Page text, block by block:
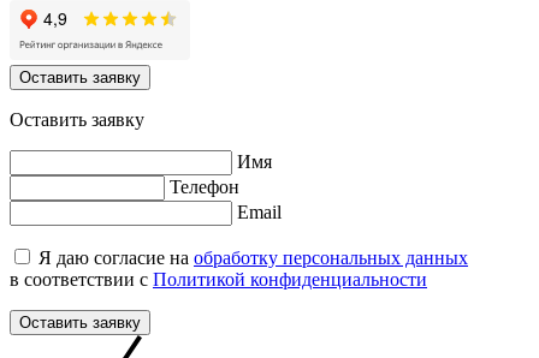
Оставить заявку
Оставить заявку
Имя
Телефон
Email
Я даю согласие на обработку персональных данных
в соответствии с Политикой конфиденциальности
Оставить заявку